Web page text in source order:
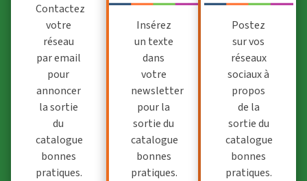
Contactez
votre
réseau
par email
pour
annoncer
la sortie
du
catalogue
bonnes
pratiques.
Insérez
un texte
dans
votre
newsletter
pour la
sortie du
catalogue
bonnes
pratiques.
Postez
sur vos
réseaux
sociaux à
propos
de la
sortie du
catalogue
bonnes
pratiques.